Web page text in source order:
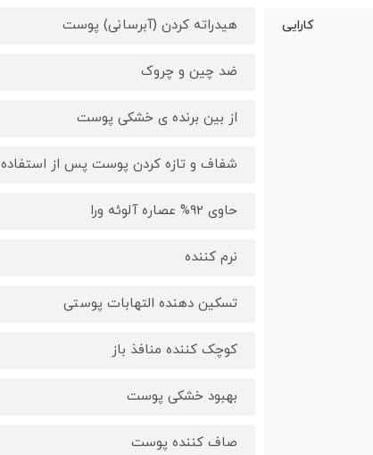
کارایی هیدراته کردن (آبرسانی) پوست
ضد چین و چروک
از بین برنده ی خشکی پوست
شفاف و تازه کردن پوست پس از استفاده
حاوی 92% عصاره آلوئه ورا
نرم کننده
تسکین دهنده التهابات پوستی
کوچک کننده منافذ باز
بهبود خشکی پوست
صاف کننده پوست